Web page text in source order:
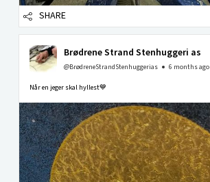
SHARE
Brødrene Strand Stenhuggeri as
@BrødreneStrandStenhuggerias 6 months ago
Når en jeger skal hyllest💙